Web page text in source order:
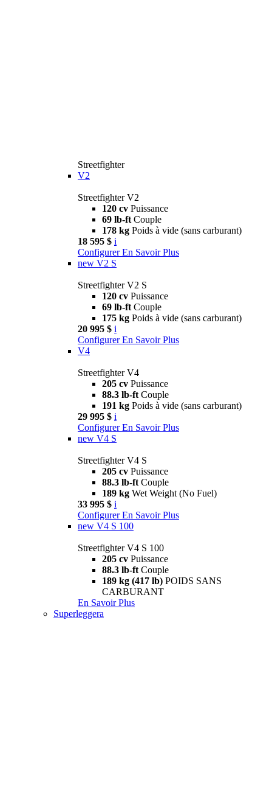
Streetfighter
V2
Streetfighter V2
120 cv Puissance
69 lb-ft Couple
178 kg Poids à vide (sans carburant)
18 595 $ i
Configurer En Savoir Plus
new V2 S
Streetfighter V2 S
120 cv Puissance
69 lb-ft Couple
175 kg Poids à vide (sans carburant)
20 995 $ i
Configurer En Savoir Plus
V4
Streetfighter V4
205 cv Puissance
88.3 lb-ft Couple
191 kg Poids à vide (sans carburant)
29 995 $ i
Configurer En Savoir Plus
new V4 S
Streetfighter V4 S
205 cv Puissance
88.3 lb-ft Couple
189 kg Wet Weight (No Fuel)
33 995 $ i
Configurer En Savoir Plus
new V4 S 100
Streetfighter V4 S 100
205 cv Puissance
88.3 lb-ft Couple
189 kg (417 lb) POIDS SANS
CARBURANT
En Savoir Plus
Superleggera